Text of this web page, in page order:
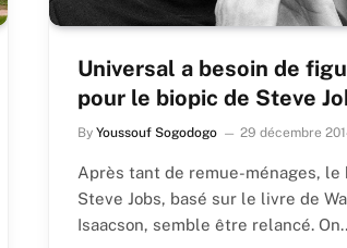
Universal a besoin de
pour le biopic de Steve
By Youssouf Sogodogo 29 décembre
Après tant de remue-ménages, le
Steve Jobs, basé sur le livre de
Isaacson, semble être relancé.